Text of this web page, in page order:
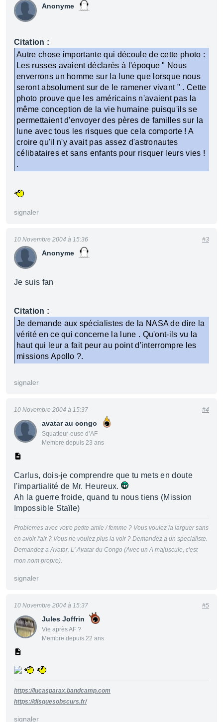
Anonyme
Citation :
Autre chose importante qui découle de cette photo :
Les russes avaient déclarés à l'époque " Nous
enverrons un homme sur la lune que lorsque nous
seront absolument sur de le ramener vivant " . Cette
photo prouve que les américains n'avaient pas la
même conception de la vie humaine puisqu'ils se
permettaient d'envoyer des pères de familles sur la
lune avec tous les risques que cela comporte ! A
croire qu'il n'y avait pas assez d'astronautes
célibataires et sans enfants pour risquer leurs vies !
.
signaler
Anonyme
10 Novembre 2004 à 15:36 #3
Je suis fan
Citation :
Je demande aux spécialistes de la NASA de dire la
vérité en ce qui concerne la lune . Qu'ont-ils vu la
haut qui leur a fait peur au point d'interrompre les
missions Apollo ?.
signaler
avatar au congo
Squatteur·euse d’AF
Membre depuis 23 ans
10 Novembre 2004 à 15:37 #4
Carlus, dois-je comprendre que tu mets en doute
l'impartialité de Mr. Heureux.
Ah la guerre froide, quand tu nous tiens (Mission
Impossible Staïle)
Problemes avec votre petite amie / femme ? Vous voulez la larguer sans
en avoir l'air ? Vous ne voulez plus la voir ? Demandez a un specialiste.
Demandez a Avatar. L' Avatar du Congo (Avec un A majuscule, c'est
mon nom propre).
signaler
Jules Joffrin
Vie après AF ?
Membre depuis 22 ans
10 Novembre 2004 à 15:37 #5
https://lucasparax.bandcamp.com
https://disquesobscurs.fr/
signaler